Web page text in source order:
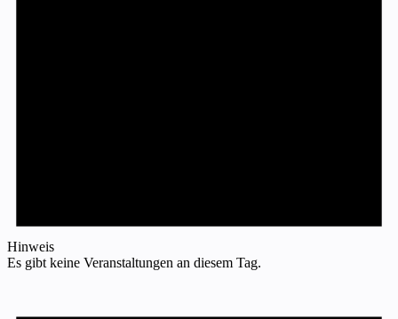
Hinweis
Es gibt keine Veranstaltungen an diesem Tag.